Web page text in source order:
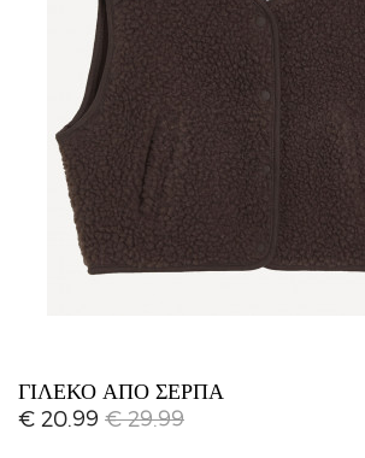
ΓΙΛΈΚΟ ΑΠΌ ΣΈΡΠΑ
€ 20.99 € 29.99